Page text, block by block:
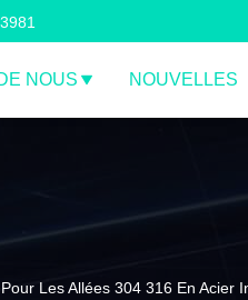
NOUS NOUVELLES
Les Allées 304 316 En Acier